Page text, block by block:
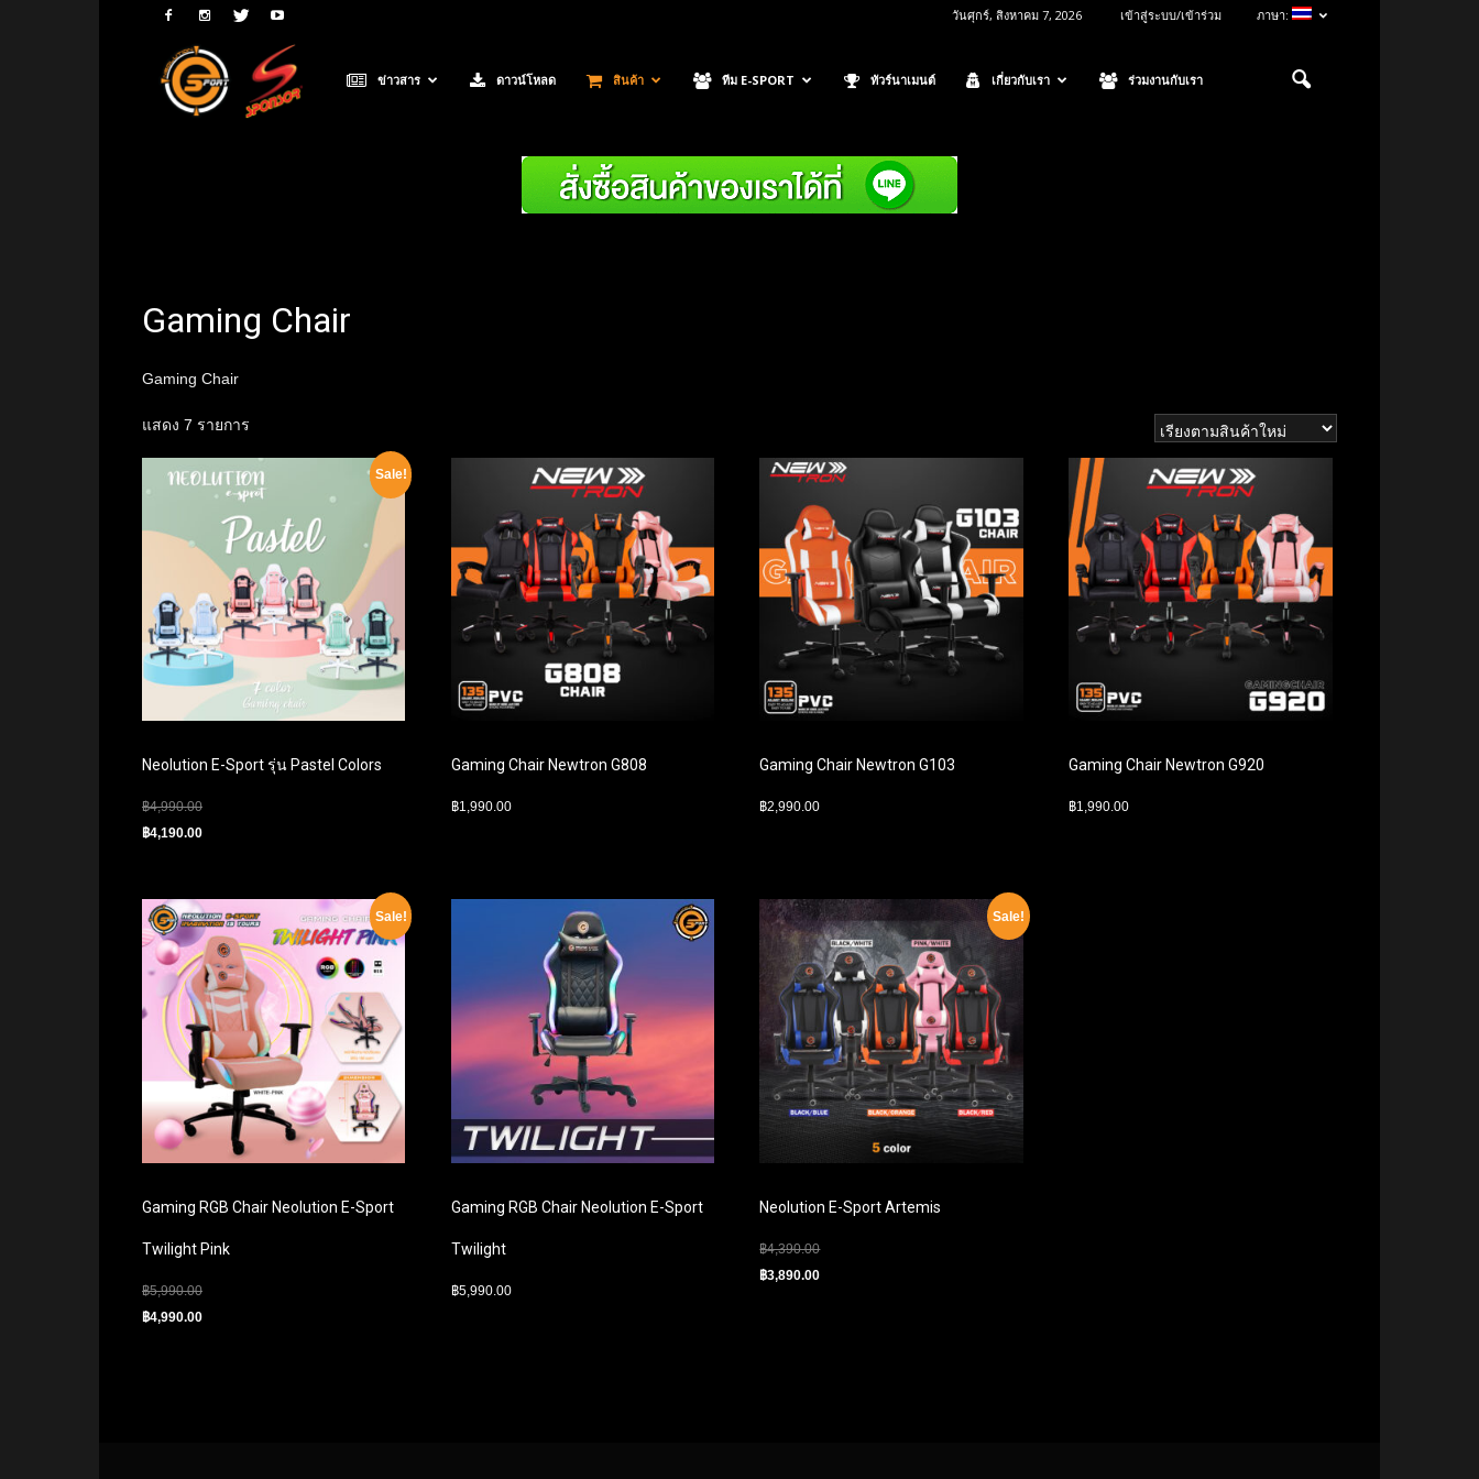
วันศุกร์, สิงหาคม 7, 2026 เข้าสู่ระบบ/เข้าร่วม ภาษา:
Neolution
ข่าวสาร ดาวน์โหลด สินค้า ทีม E-SPORT ทัวร์นาเมนต์ เกี่ยวกับเรา ร่วมงานกับเรา
Gaming Chair
Gaming Chair
แสดง 7 รายการ
Sale!
Neolution E-Sport รุ่น Pastel Colors
฿4,990.00
฿4,190.00
Gaming Chair Newtron G808
฿1,990.00
Gaming Chair Newtron G103
฿2,990.00
Gaming Chair Newtron G920
฿1,990.00
Sale!
Gaming RGB Chair Neolution E-Sport
Twilight Pink
฿5,990.00
฿4,990.00
Gaming RGB Chair Neolution E-Sport
Twilight
฿5,990.00
Sale!
Neolution E-Sport Artemis
฿4,390.00
฿3,890.00